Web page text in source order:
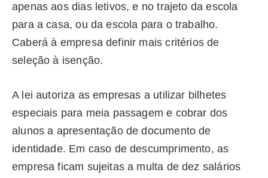
apenas aos dias letivos, e no trajeto da escola
para a casa, ou da escola para o trabalho.
Caberá à empresa definir mais critérios de
seleção à isenção.
A lei autoriza as empresas a utilizar bilhetes
especiais para meia passagem e cobrar dos
alunos a apresentação de documento de
identidade. Em caso de descumprimento, as
empresa ficam sujeitas a multa de dez salários